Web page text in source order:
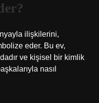
ilişkilerini,
eder. Bu ev,
ve kişisel bir kimlik
nasıl